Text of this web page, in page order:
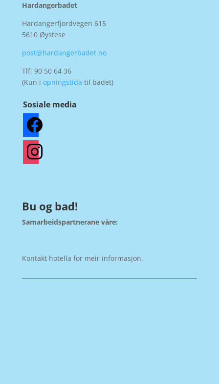
Hardangerbadet
Hardangerfjordvegen 615
5610 Øystese
post@hardangerbadet.no
Tlf: 90 50 64 36
(Kun i opningstida til badet)
Sosiale media
facebook
instagram
Bu og bad!
Samarbeidspartnerane våre:
Kontakt hotella for meir informasjon.